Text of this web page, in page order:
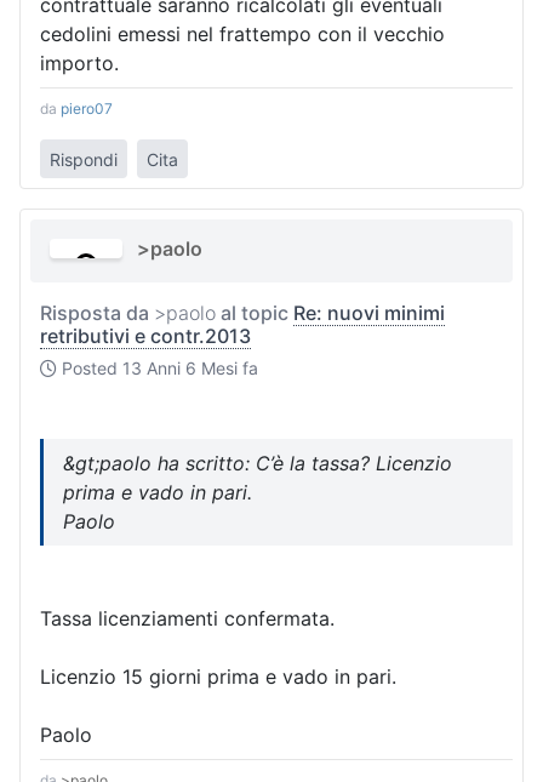
contrattuale saranno ricalcolati gli eventuali
cedolini emessi nel frattempo con il vecchio
importo.
da piero07
Rispondi Cita
>paolo
Risposta da >paolo al topic Re: nuovi minimi
retributivi e contr.2013
Posted 13 Anni 6 Mesi fa
&gt;paolo ha scritto: C’è la tassa? Licenzio
prima e vado in pari.
Paolo
Tassa licenziamenti confermata.
Licenzio 15 giorni prima e vado in pari.
Paolo